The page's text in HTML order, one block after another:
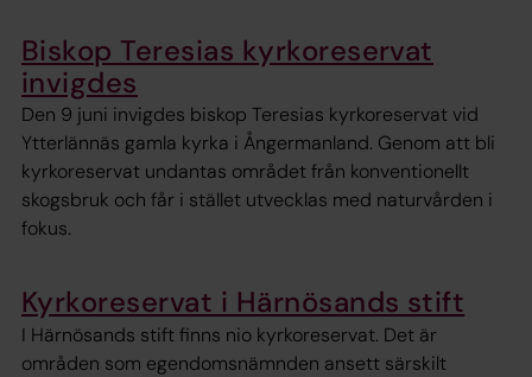
Biskop Teresias kyrkoreservat
invigdes
Den 9 juni invigdes biskop Teresias kyrkoreservat vid
Ytterlännäs gamla kyrka i Ångermanland. Genom att bli
kyrkoreservat undantas området från konventionellt
skogsbruk och får i stället utvecklas med naturvården i
fokus.
Kyrkoreservat i Härnösands stift
I Härnösands stift finns nio kyrkoreservat. Det är
områden som egendomsnämnden ansett särskilt